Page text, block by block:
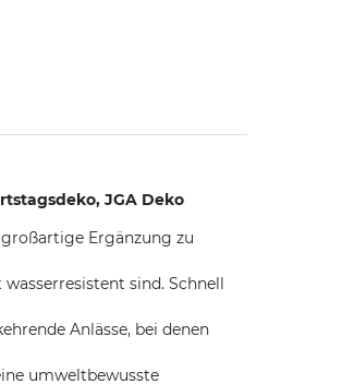
JGA Deko
Ergänzung zu
sind. Schnell
Anlässe, bei denen
umweltbewusste